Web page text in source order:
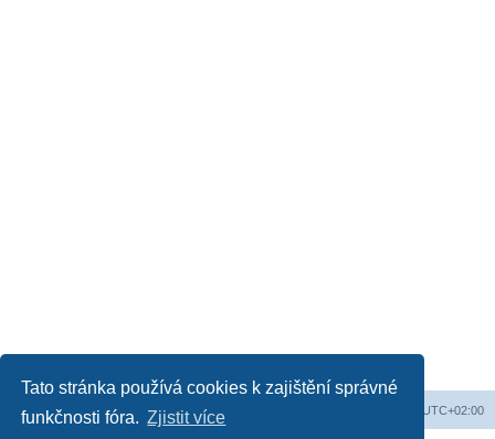
Tato stránka používá cookies k zajištění správné
funkčnosti fóra. Zjistit více
Web Obsah fóra UTC+02:00